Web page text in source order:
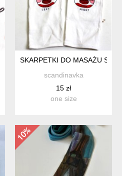
SKARPETKI DO MASAŻU
scandinavka
15 zł
one size